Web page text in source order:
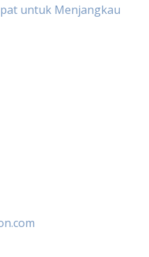
untuk Menjangkau